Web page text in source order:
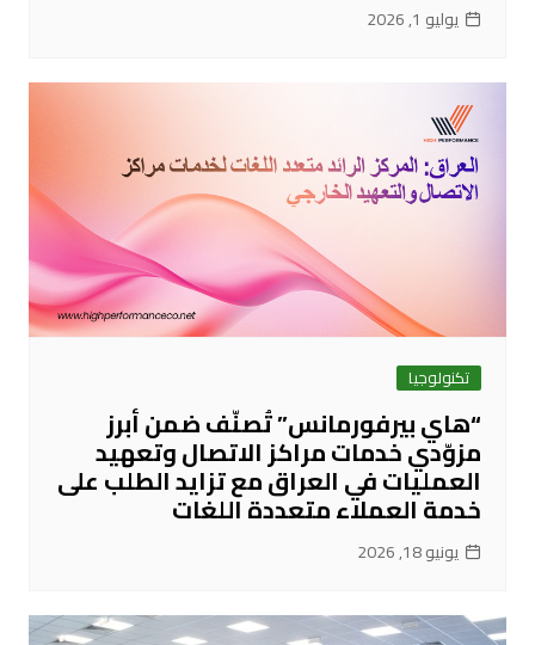
يوليو 1, 2026
تكنولوجيا
“هاي بيرفورمانس” تُصنّف ضمن أبرز
مزوّدي خدمات مراكز الاتصال وتعهيد
العمليات في العراق مع تزايد الطلب على
خدمة العملاء متعددة اللغات
يونيو 18, 2026